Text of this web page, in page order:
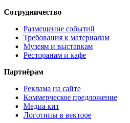
Сотрудничество
Размещение событий
Требования к материалам
Музеям и выставкам
Ресторанам и кафе
Партнёрам
Реклама на сайте
Коммерческое предложение
Медиа кит
Логотипы в векторе